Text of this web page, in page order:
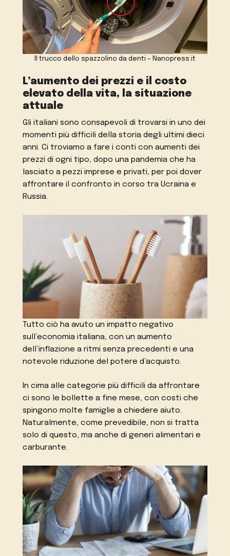
Il trucco dello spazzolino da denti – Nanopress.it
L’aumento dei prezzi e il costo
elevato della vita, la situazione
attuale
Gli italiani sono consapevoli di trovarsi in uno dei
momenti più difficili della storia degli ultimi dieci
anni. Ci troviamo a fare i conti con aumenti dei
prezzi di ogni tipo, dopo una pandemia che ha
lasciato a pezzi imprese e privati, per poi dover
affrontare il confronto in corso tra Ucraina e
Russia.
Tutto ciò ha avuto un impatto negativo
sull’economia italiana, con un aumento
dell’inflazione a ritmi senza precedenti e una
notevole riduzione del potere d’acquisto.
In cima alle categorie più difficili da affrontare
ci sono le bollette a fine mese, con costi che
spingono molte famiglie a chiedere aiuto.
Naturalmente, come prevedibile, non si tratta
solo di questo, ma anche di generi alimentari e
carburante.